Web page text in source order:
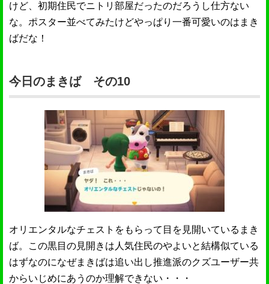
けど、初期住民でニトリ部屋だったのだろうし仕方ない
な。ポスター並べてみたけどやっぱり一番可愛いのはまき
ばだな！
今日のまきば その10
オリエンタルなチェストをもらって目を見開いているまき
ば。この黒目の見開きは人気住民のやよいと結構似ている
はずなのになぜまきばは追い出し推進派のクズユーザー共
からいじめにあうのか理解できない・・・